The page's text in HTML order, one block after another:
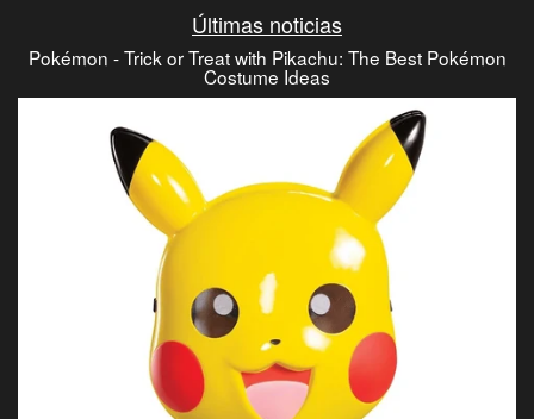
Últimas noticias
Pokémon - Trick or Treat with Pikachu: The Best Pokémon
Costume Ideas